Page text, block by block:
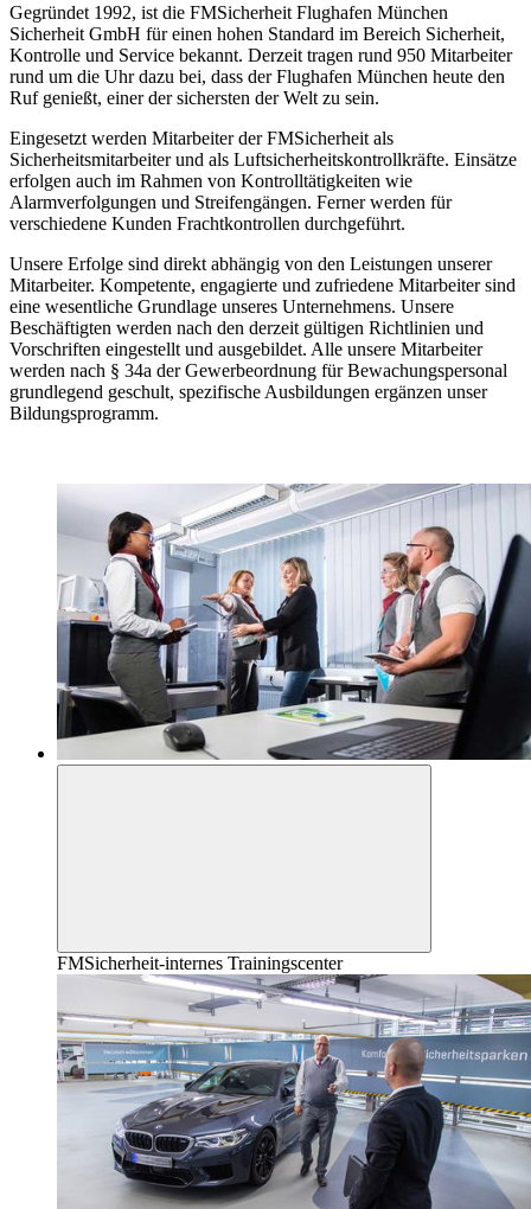
Gegründet 1992, ist die FMSicherheit Flughafen München
Sicherheit GmbH für einen hohen Standard im Bereich Sicherheit,
Kontrolle und Service bekannt. Derzeit tragen rund 950 Mitarbeiter
rund um die Uhr dazu bei, dass der Flughafen München heute den
Ruf genießt, einer der sichersten der Welt zu sein.
Eingesetzt werden Mitarbeiter der FMSicherheit als
Sicherheitsmitarbeiter und als Luftsicherheitskontrollkräfte. Einsätze
erfolgen auch im Rahmen von Kontrolltätigkeiten wie
Alarmverfolgungen und Streifengängen. Ferner werden für
verschiedene Kunden Frachtkontrollen durchgeführt.
Unsere Erfolge sind direkt abhängig von den Leistungen unserer
Mitarbeiter. Kompetente, engagierte und zufriedene Mitarbeiter sind
eine wesentliche Grundlage unseres Unternehmens. Unsere
Beschäftigten werden nach den derzeit gültigen Richtlinien und
Vorschriften eingestellt und ausgebildet. Alle unsere Mitarbeiter
werden nach § 34a der Gewerbeordnung für Bewachungspersonal
grundlegend geschult, spezifische Ausbildungen ergänzen unser
Bildungsprogramm.
FMSicherheit-internes Trainingscenter